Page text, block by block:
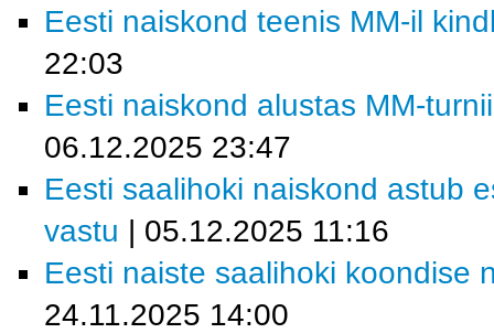
Eesti naiskond teenis MM-il
22:03
Eesti naiskond alustas MM-
06.12.2025 23:47
Eesti saalihoki naiskond astub
vastu | 05.12.2025 11:16
Eesti naiste saalihoki koondise
24.11.2025 14:00